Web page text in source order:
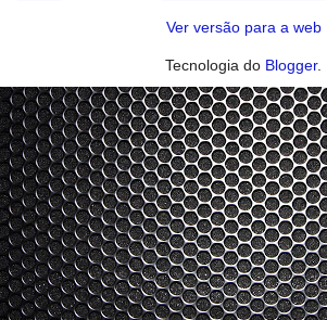
Ver versão para a web
Tecnologia do Blogger.